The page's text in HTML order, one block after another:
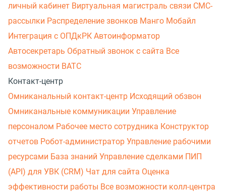
личный кабинет Виртуальная магистраль связи СМС-
рассылки Распределение звонков Манго Мобайл
Интеграция с ОПДкРК Автоинформатор
Автосекретарь Обратный звонок с сайта Все
возможности ВАТС
Контакт-центр
Омниканальный контакт-центр Исходящий обзвон
Омниканальные коммуникации Управление
персоналом Рабочее место сотрудника Конструктор
отчетов Робот-администратор Управление рабочими
ресурсами База знаний Управление сделками ПИП
(API) для УВК (CRM) Чат для сайта Оценка
эффективности работы Все возможности колл-центра